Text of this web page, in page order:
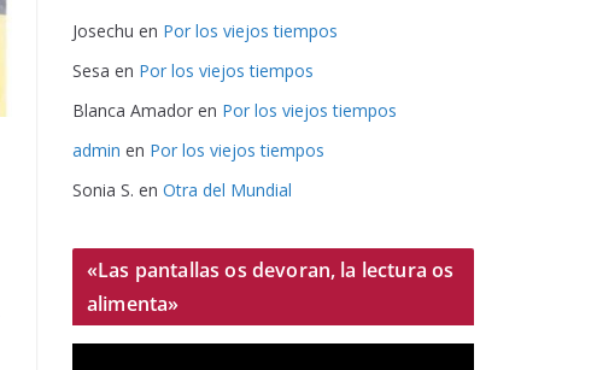
Josechu en Por los viejos tiempos
Sesa en Por los viejos tiempos
Blanca Amador en Por los viejos tiempos
admin en Por los viejos tiempos
Sonia S. en Otra del Mundial
«Las pantallas os devoran, la lectura os
alimenta»